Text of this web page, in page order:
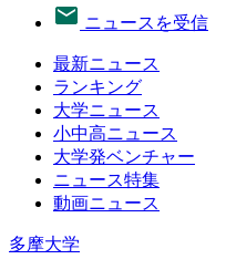
ニュースを受信
最新ニュース
ランキング
大学ニュース
小中高ニュース
大学発ベンチャー
ニュース特集
動画ニュース
多摩大学